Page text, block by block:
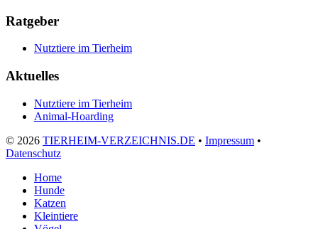
Ratgeber
Nutztiere im Tierheim
Aktuelles
Nutztiere im Tierheim
Animal-Hoarding
© 2026 TIERHEIM-VERZEICHNIS.DE • Impressum •
Datenschutz
Home
Hunde
Katzen
Kleintiere